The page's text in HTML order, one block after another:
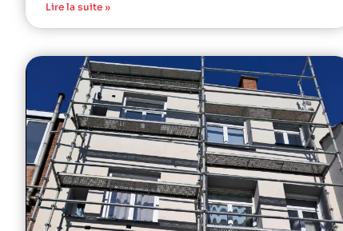
Lire la suite »